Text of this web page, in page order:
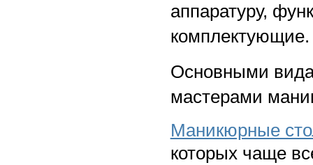
аппаратуру,
комплектующие.
Основными
мастерами
Маникюрные
которых чаще